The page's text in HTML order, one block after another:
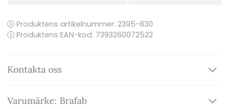
Produktens artikelnummer: 2395-830
Produktens EAN-kod: 7393260072522
Kontakta oss
Varumärke: Brafab